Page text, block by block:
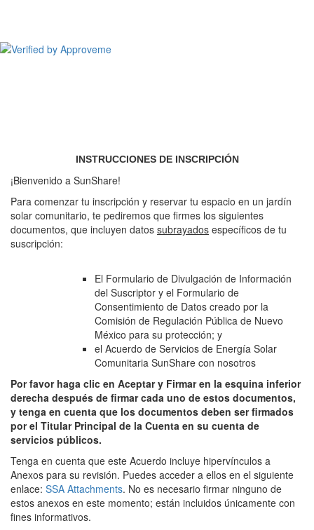
INSTRUCCIONES DE INSCRIPCIÓN
¡Bienvenido a SunShare!
Para comenzar tu inscripción y reservar tu espacio en un jardín
solar comunitario, te pediremos que firmes los siguientes
documentos, que incluyen datos subrayados específicos de tu
suscripción:
El Formulario de Divulgación de Información
del Suscriptor y el Formulario de
Consentimiento de Datos creado por la
Comisión de Regulación Pública de Nuevo
México para su protección; y
el Acuerdo de Servicios de Energía Solar
Comunitaria SunShare con nosotros
Por favor haga clic en Aceptar y Firmar en la esquina inferior
derecha después de firmar cada uno de estos documentos,
y tenga en cuenta que los documentos deben ser firmados
por el Titular Principal de la Cuenta en su cuenta de
servicios públicos.
Tenga en cuenta que este Acuerdo incluye hipervínculos a
Anexos para su revisión. Puedes acceder a ellos en el siguiente
enlace: SSA Attachments. No es necesario firmar ninguno de
estos anexos en este momento; están incluidos únicamente con
fines informativos.